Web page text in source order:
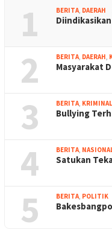
1 BERITA, DAERAH
2 BERITA, DAERAH,
Masyarakat
3 BERITA, KRIMINAL
Bullying
4 BERITA,
Satukan
5 BERITA, POLITIK